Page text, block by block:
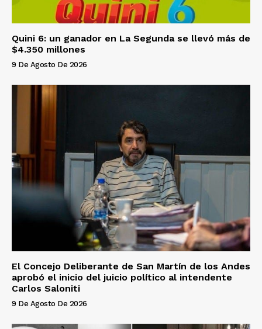
Quini 6: un ganador en La Segunda se llevó más de
$4.350 millones
9 De Agosto De 2026
El Concejo Deliberante de San Martín de los Andes
aprobó el inicio del juicio político al intendente
Carlos Saloniti
9 De Agosto De 2026